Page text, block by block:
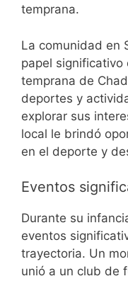
temprana.
La comunidad en
papel significativo
temprana de
deportes y
explorar sus
local le brindó
en el deporte y
Eventos
Durante su
eventos
trayectoria. Un
unió a un club de